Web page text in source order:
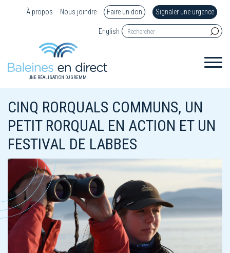
À propos Nous joindre Faire un don Signaler une urgence
English
UNE RÉALISATION DU GREMM
CINQ RORQUALS COMMUNS, UN
PETIT RORQUAL EN ACTION ET UN
FESTIVAL DE LABBES